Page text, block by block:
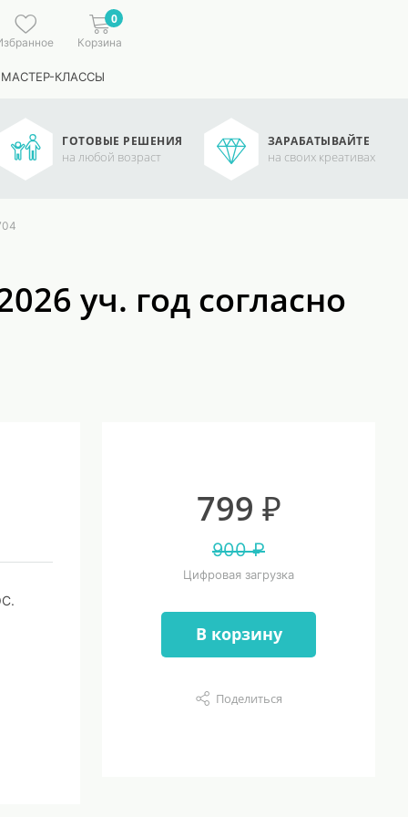
0
Корзина
КЛАССЫ
ГОТОВЫЕ РЕШЕНИЯ
на любой возраст
ЗАРАБАТЫВАЙТЕ
на своих креативах
уч. год согласно
799 ₽
900 ₽
Цифровая загрузка
В корзину
Поделиться